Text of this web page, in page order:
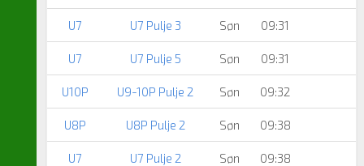
U7 U7 Pulje 3 Søn 09:31
U7 U7 Pulje 5 Søn 09:31
U10P U9-10P Pulje 2 Søn 09:32
U8P U8P Pulje 2 Søn 09:38
U7 U7 Pulje 2 Søn 09:38